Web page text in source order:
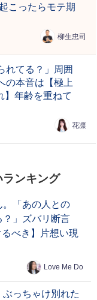
こったらモテ期
柳生忠司
れてる？」周囲
の本音は【極上
】年齢を重ねて
花凛
ランキング
「あの人との
」ズバリ断言
るべき】片想い現
Love Me Do
っちゃけ別れた